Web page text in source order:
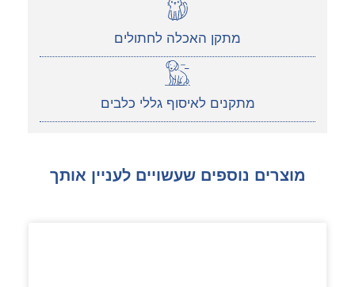
מתקן האכלה לחתולים
מתקנים לאיסוף גללי כלבים
מוצרים נוספים שעשויים לעניין אותך